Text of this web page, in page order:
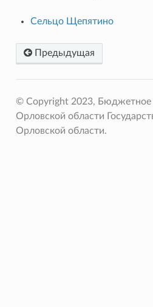
Сельцо Щепятино
Предыдущая
© Copyright 2023, Бюджетное
Орловской области
Орловской области.